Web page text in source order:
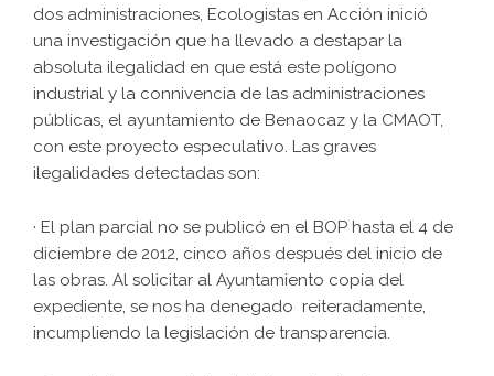
dos administraciones, Ecologistas en Acción inició
una investigación que ha llevado a destapar la
absoluta ilegalidad en que está este polígono
industrial y la connivencia de las administraciones
públicas, el ayuntamiento de Benaocaz y la CMAOT,
con este proyecto especulativo. Las graves
ilegalidades detectadas son:
· El plan parcial no se publicó en el BOP hasta el 4 de
diciembre de 2012, cinco años después del inicio de
las obras. Al solicitar al Ayuntamiento copia del
expediente, se nos ha denegado reiteradamente,
incumpliendo la legislación de transparencia.